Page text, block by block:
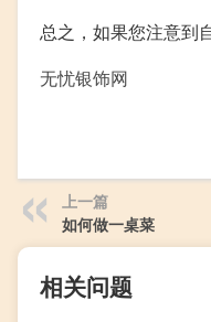
总之，如果您注意到
无忧银饰网
上一篇
如何做一桌菜
相关问题